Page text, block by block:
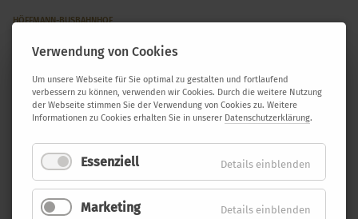
HÖFFMANN-BUSBAHNHOF
Verwendung von Cookies
Um unsere Webseite für Sie optimal zu gestalten und fortlaufend
verbessern zu können, verwenden wir Cookies. Durch die weitere Nutzung
der Webseite stimmen Sie der Verwendung von Cookies zu. Weitere
Informationen zu Cookies erhalten Sie in unserer Datenschutzerklärung.
Essenziell Details einblenden
Marketing Details einblenden